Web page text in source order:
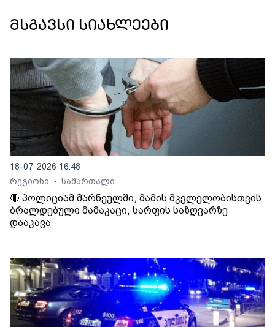
მსგავსი სიახლეები
18-07-2026 16:48
რეგიონი
• სამართალი
🔴 პოლიციამ მარნეულში, მამის მკვლელობისთვის
ბრალდებული მამაკაცი, სარფის საზღვარზე
დააკავა